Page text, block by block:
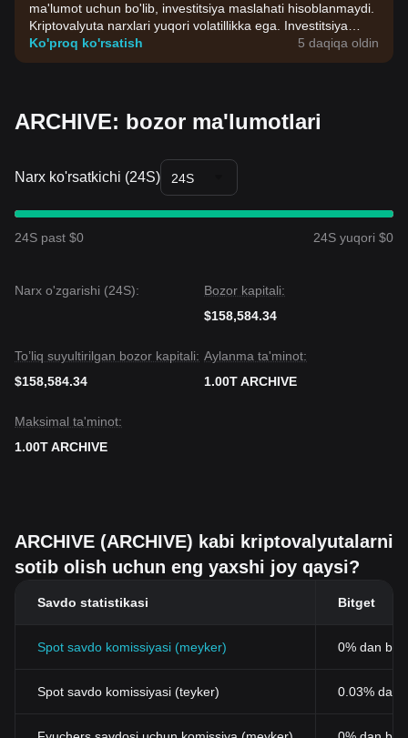
ma'lumot uchun bo'lib, investitsiya maslahati hisoblanmaydi.
Kriptovalyuta narxlari yuqori volatillikka ega. Investitsiya
qarorlarini o'zingizning riskga chidamliligingiz asosida qabul
qiling.
Ko'proq ko'rsatish 5 daqiqa oldin
ARCHIVE: bozor ma'lumotlari
Narx ko'rsatkichi (24S) 24S
24S past $0 24S yuqori $0
Narx o'zgarishi (24S):
Bozor kapitali:
$158,584.34
To’liq suyultirilgan bozor kapitali:
$158,584.34
Aylanma ta'minot:
1.00T ARCHIVE
Maksimal ta'minot:
1.00T ARCHIVE
ARCHIVE (ARCHIVE) kabi kriptovalyutalarni
sotib olish uchun eng yaxshi joy qaysi?
Savdo statistikasi Bitget
Spot savdo komissiyasi (meyker) 0% dan
Spot savdo komissiyasi (teyker) 0.03% dan